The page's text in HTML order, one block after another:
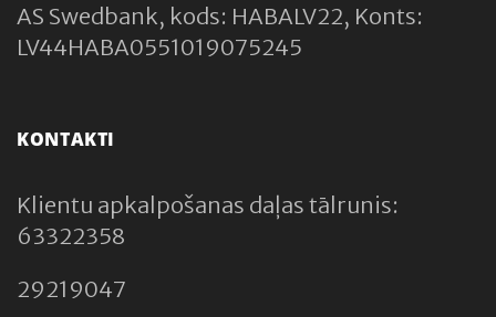
AS Swedbank, kods: HABALV22, Konts:
LV44HABA0551019075245
KONTAKTI
Klientu apkalpošanas daļas tālrunis:
63322358
29219047